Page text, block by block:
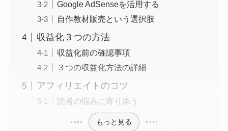
Google AdSenseを活用する
自作教材販売という選択肢
収益化３つの方法
収益化前の確認事項
３つの収益化方法の詳細
アフィリエイトのコツ
読者の悩みに寄り添う
もっと見る